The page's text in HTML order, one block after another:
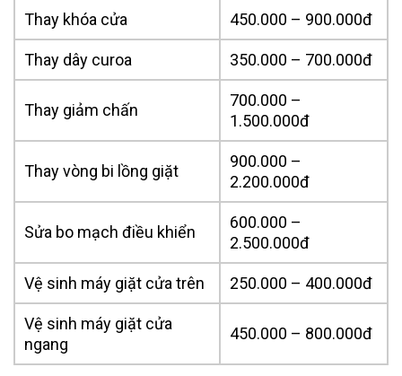
Thay khóa cửa 450.000 – 900.000đ
Thay dây curoa 350.000 – 700.000đ
Thay giảm chấn
700.000 –
1.500.000đ
Thay vòng bi lồng giặt
900.000 –
2.200.000đ
Sửa bo mạch điều khiển
600.000 –
2.500.000đ
Vệ sinh máy giặt cửa trên 250.000 – 400.000đ
Vệ sinh máy giặt cửa
ngang
450.000 – 800.000đ